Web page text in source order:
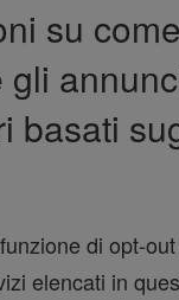
su come
gli
basati
di opt-
elencati in